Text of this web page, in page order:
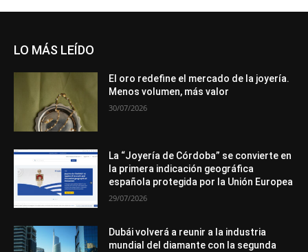
LO MÁS LEÍDO
El oro redefine el mercado de la joyería.
Menos volumen, más valor
30/07/2026
La “Joyería de Córdoba” se convierte en
la primera indicación geográfica
española protegida por la Unión Europea
29/07/2026
Dubái volverá a reunir a la industria
mundial del diamante con la segunda